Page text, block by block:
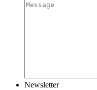
Newsletter